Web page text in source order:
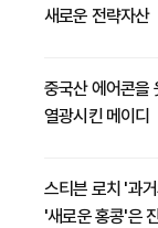
새로운 전략자산
중국산 에어콘을
열광시킨 메이디
스티븐 로치 '과
'새로운 홍콩'은